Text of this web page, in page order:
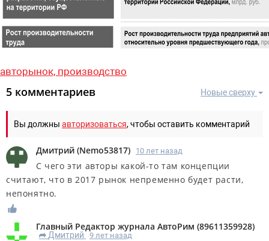
авторынок, производство
Новые сверху
5 комментариев
Вы должны авторизоваться, чтобы оставить комментарий
Дмитрий (Nemo53817) 10 лет назад
С чего эти авторы какой-то там концепции
считают, что в 2017 рынок непременно будет расти,
непонятно.
Главный Редактор журнала АвтоРим (89611359928)
R Дмитрий 9 лет назад